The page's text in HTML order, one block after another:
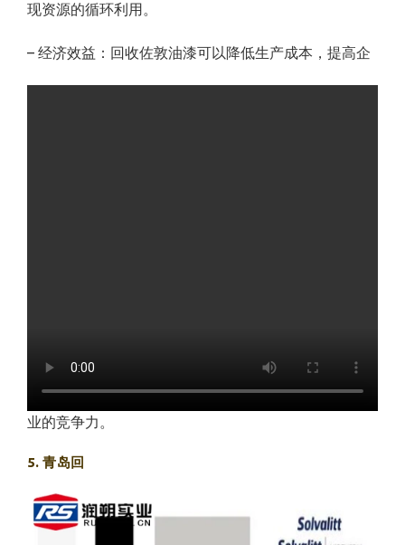
现资源的循环利用。
– 经济效益：回收佐敦油漆可以降低生产成本，提高企
业的竞争力。
5. 青岛回